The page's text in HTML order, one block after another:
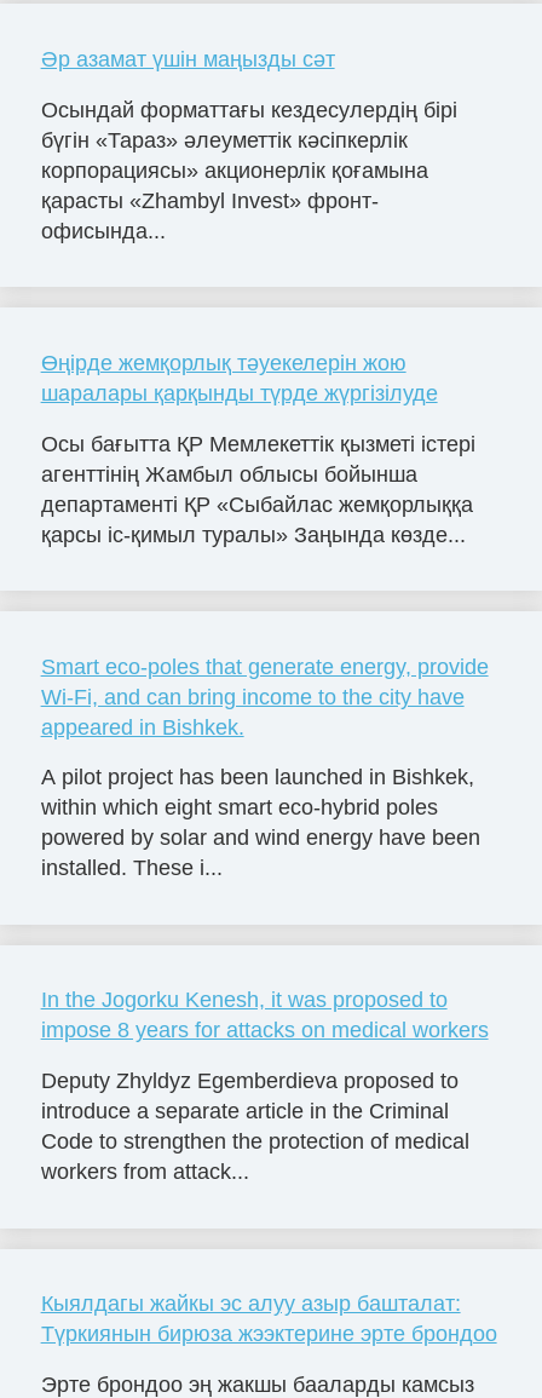
Әр азамат үшін маңызды сәт
Осындай форматтағы кездесулердің бірі
бүгін «Тараз» әлеуметтік кәсіпкерлік
корпорациясы» акционерлік қоғамына
қарасты «Zhambyl Invest» фронт-
офисында...
Өңірде жемқорлық тәуекелерін жою
шаралары қарқынды түрде жүргізілуде
Осы бағытта ҚР Мемлекеттік қызметі істері
агенттінің Жамбыл облысы бойынша
департаменті ҚР «Сыбайлас жемқорлыққа
қарсы іс-қимыл туралы» Заңында көзде...
Smart eco-poles that generate energy, provide
Wi-Fi, and can bring income to the city have
appeared in Bishkek.
A pilot project has been launched in Bishkek,
within which eight smart eco-hybrid poles
powered by solar and wind energy have been
installed. These i...
In the Jogorku Kenesh, it was proposed to
impose 8 years for attacks on medical workers
Deputy Zhyldyz Egemberdieva proposed to
introduce a separate article in the Criminal
Code to strengthen the protection of medical
workers from attack...
Кыялдагы жайкы эс алуу азыр башталат:
Түркиянын бирюза жээктерине эрте брондоо
Эрте брондоо эң жакшы бааларды камсыз